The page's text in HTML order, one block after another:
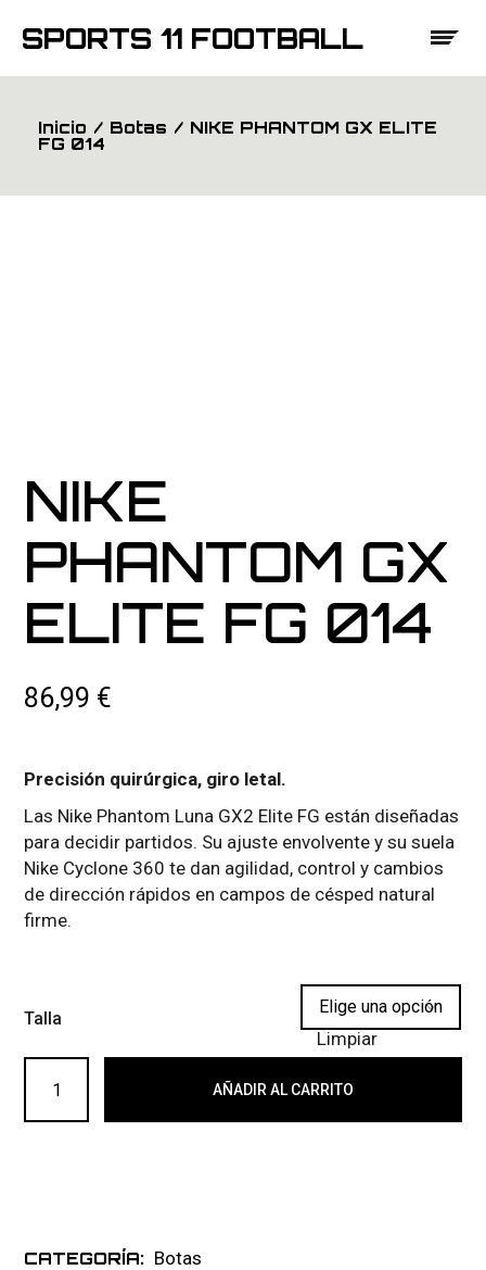
contenido
SPORTS 11 FOOTBALL
Inicio Botas NIKE PHANTOM GX ELITE
FG 014
NIKE
PHANTOM GX
ELITE FG 014
86,99 €
Precisión quirúrgica, giro letal.
Las Nike Phantom Luna GX2 Elite FG están diseñadas
para decidir partidos. Su ajuste envolvente y su suela
Nike Cyclone 360 te dan agilidad, control y cambios
de dirección rápidos en campos de césped natural
firme.
Talla
Limpiar
NIKE PHANTOM GX ELITE FG 014 cantidad
AÑADIR AL CARRITO
CATEGORÍA: Botas